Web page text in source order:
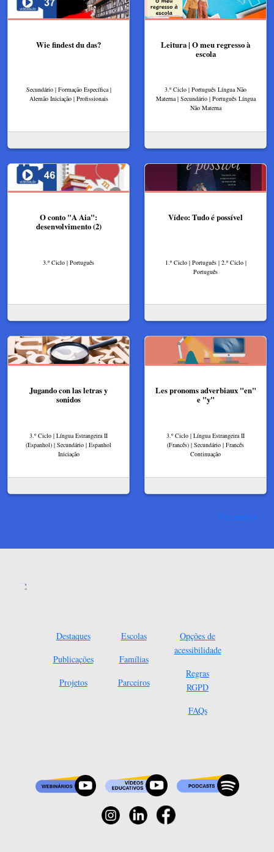
Wie findest du das?
Secundário | Formação Específica |
Alemão Iniciação | Profissionais
Leitura | O meu regresso à
escola
3.º Ciclo | Português Língua Não
Materna | Secundário | Português Língua
Não Materna
O conto "A Aia":
desenvolvimento (2)
3.º Ciclo | Português
Vídeo: Tudo é possível
1.º Ciclo | Português | 2.º Ciclo |
Português
Jugando con las letras y
sonidos
3.º Ciclo | Língua Estrangeira II
(Espanhol) | Secundário | Espanhol
Iniciação
Les pronoms adverbiaux "en"
e "y"
3.º Ciclo | Língua Estrangeira II
(Francês) | Secundário | Francês
Continuação
Ver mais
Destaques
Publicações
Projetos
Escolas
Famílias
Parceiros
Opções de
acessibilidade
Regras
RGPD
FAQs